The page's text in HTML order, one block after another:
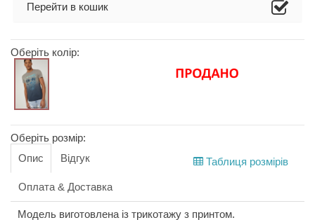
Перейти в кошик
Оберіть колір:
Оберіть розмір:
Таблиця розмірів
Опис Відгук
Оплата & Доставка
Модель виготовлена із трикотажу з принтом.